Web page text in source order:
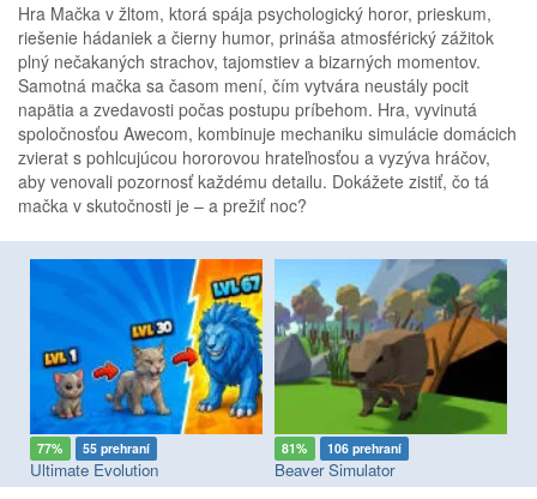
Hra Mačka v žltom, ktorá spája psychologický horor, prieskum,
riešenie hádaniek a čierny humor, prináša atmosférický zážitok
plný nečakaných strachov, tajomstiev a bizarných momentov.
Samotná mačka sa časom mení, čím vytvára neustály pocit
napätia a zvedavosti počas postupu príbehom. Hra, vyvinutá
spoločnosťou Awecom, kombinuje mechaniku simulácie domácich
zvierat s pohlcujúcou hororovou hrateľnosťou a vyzýva hráčov,
aby venovali pozornosť každému detailu. Dokážete zistiť, čo tá
mačka v skutočnosti je – a prežiť noc?
77% 55 prehraní
Ultimate Evolution
81% 106 prehraní
Beaver Simulator